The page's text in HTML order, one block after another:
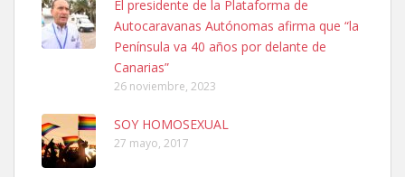
El día 5 se los perdió una ninfa papillera, asustada tiene miedo a la
calle, se perdió por la zon...
Leales.org » Gran Canaria
6.7.2025
El presidente de la Plataforma de
Autocaravanas Autónomas afirma que “la
Península va 40 años por delante de
Canarias”
26 noviembre, 2023
SOY HOMOSEXUAL
27 mayo, 2017